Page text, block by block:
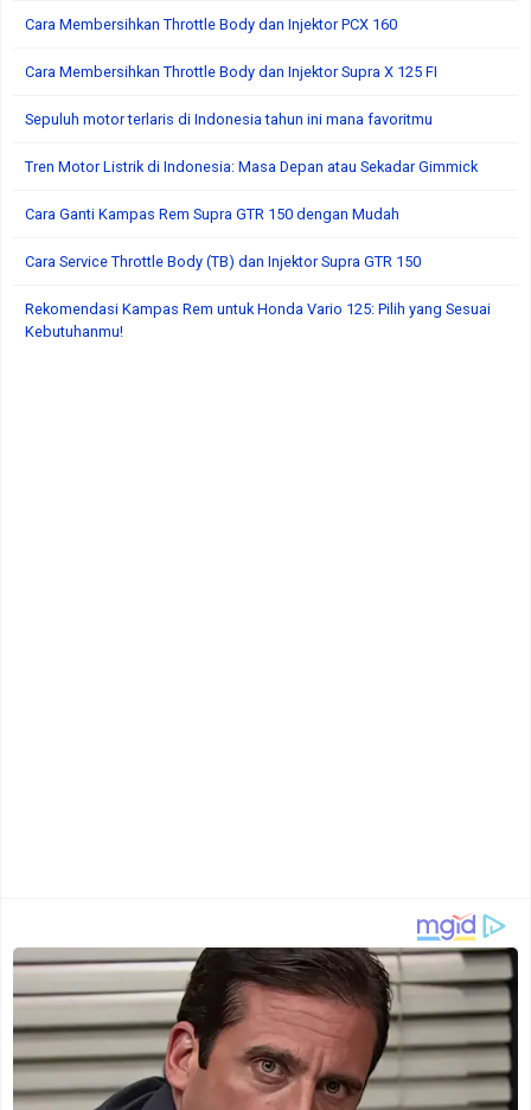
Cara Membersihkan Throttle Body dan Injektor PCX 160
Cara Membersihkan Throttle Body dan Injektor Supra X 125 FI
Sepuluh motor terlaris di Indonesia tahun ini mana favoritmu
Tren Motor Listrik di Indonesia: Masa Depan atau Sekadar Gimmick
Cara Ganti Kampas Rem Supra GTR 150 dengan Mudah
Cara Service Throttle Body (TB) dan Injektor Supra GTR 150
Rekomendasi Kampas Rem untuk Honda Vario 125: Pilih yang Sesuai
Kebutuhanmu!